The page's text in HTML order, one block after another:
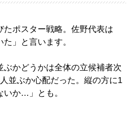
ポスター戦略。佐野代表は
た」と言います。
かどうかは全体の立候補者次
並ぶか心配だった。縦の方に1
いか…」とも。